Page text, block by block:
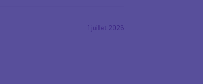
1 juillet 2026